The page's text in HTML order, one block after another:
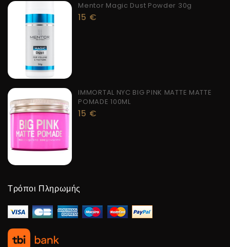
Mentor Magic Dust Powder 30g
15 €
IMMORTAL NYC BIG PINK MATTE MATTE
POMADE 100ML
15 €
Τρόποι Πληρωμής